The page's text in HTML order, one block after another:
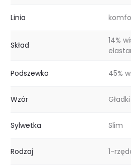
Linia
Skład
14%
Podszewka 45%
Wzór Gładki
Sylwetka Slim
Rodzaj 1-